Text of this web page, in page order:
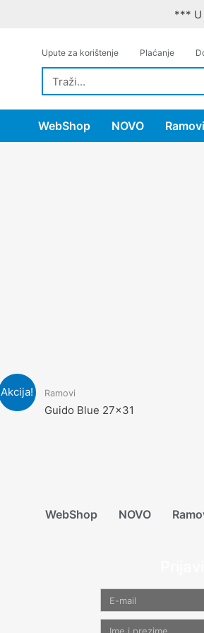
*** U
Upute za korištenje Plaćanje
WebShop NOVO
Akcija! Ramovi
Guido Blue 27×31
WebShop NOVO